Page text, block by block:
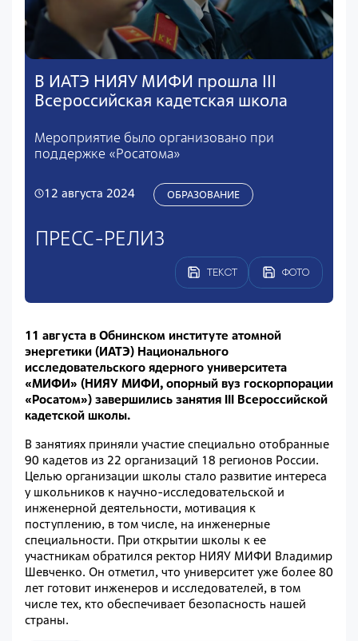
В ИАТЭ НИЯУ МИФИ прошла III
Всероссийская кадетская школа
Мероприятие было организовано при
поддержке «Росатома»
12 августа 2024 ОБРАЗОВАНИЕ
ПРЕСС-РЕЛИЗ
ТЕКСТ ФОТО
11 августа в Обнинском институте атомной
энергетики (ИАТЭ) Национального
исследовательского ядерного университета
«МИФИ» (НИЯУ МИФИ, опорный вуз госкорпорации
«Росатом») завершились занятия III Всероссийской
кадетской школы.
В занятиях приняли участие специально отобранные
90 кадетов из 22 организаций 18 регионов России.
Целью организации школы стало развитие интереса
у школьников к научно-исследовательской и
инженерной деятельности, мотивация к
поступлению, в том числе, на инженерные
специальности. При открытии школы к ее
участникам обратился ректор НИЯУ МИФИ Владимир
Шевченко. Он отметил, что университет уже более 80
лет готовит инженеров и исследователей, в том
числе тех, кто обеспечивает безопасность нашей
страны.